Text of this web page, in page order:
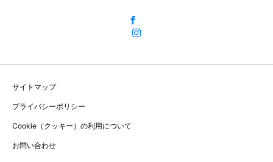
サイトマップ
プライバシーポリシー
Cookie（クッキー）の利用について
お問い合わせ